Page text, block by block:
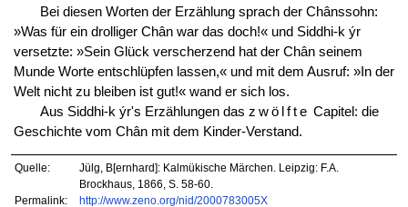
Bei diesen Worten der Erzählung sprach der Chânssohn:
»Was für ein drolliger Chân war das doch!« und Siddhi-k ýr
versetzte: »Sein Glück verscherzend hat der Chân seinem
Munde Worte entschlüpfen lassen,« und mit dem Ausruf: »In der
Welt nicht zu bleiben ist gut!« wand er sich los.
Aus Siddhi-k ýr's Erzählungen das zwölfte Capitel: die
Geschichte vom Chân mit dem Kinder-Verstand.
Quelle:
Jülg, B[ernhard]: Kalmükische Märchen. Leipzig: F.A.
Brockhaus, 1866, S. 58-60.
Permalink:
http://www.zeno.org/nid/2000783005X